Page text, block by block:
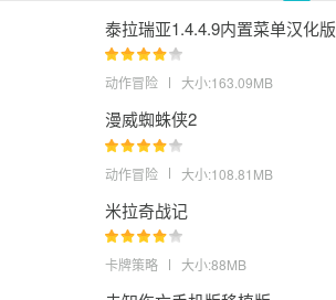
泰拉瑞亚1.4.4.9内置菜单汉化版
动作冒险 大小:163.09MB
漫威蜘蛛侠2
动作冒险 大小:108.81MB
米拉奇战记
卡牌策略 大小:88MB